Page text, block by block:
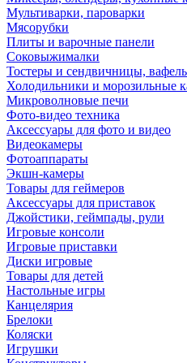
Мультиварки, пароварки
Мясорубки
Плиты и варочные панели
Соковыжималки
Тостеры и сендвичницы,
Холодильники и морозильные
Микроволновые печи
Фото-видео техника
Аксессуары для фото и видео
Видеокамеры
Фотоаппараты
Экшн-камеры
Товары для геймеров
Аксессуары для приставок
Джойстики, геймпады, рули
Игровые консоли
Игровые приставки
Диски игровые
Товары для детей
Настольные игры
Канцелярия
Брелоки
Коляски
Игрушки